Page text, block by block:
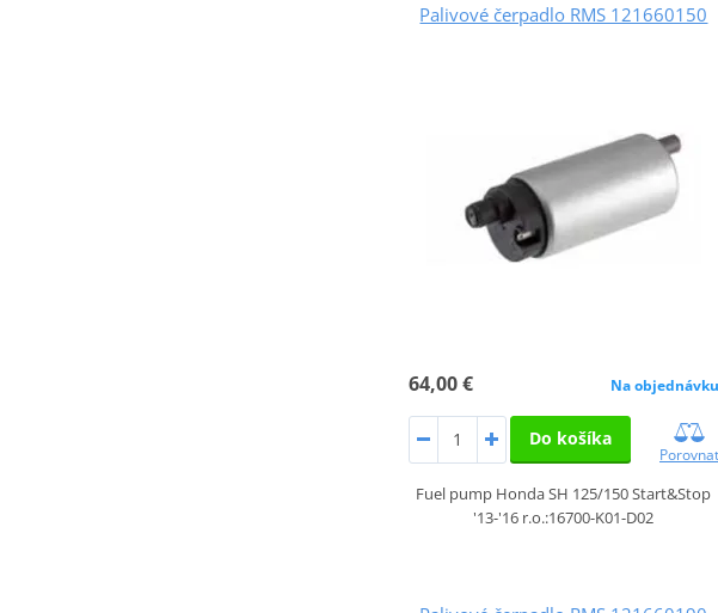
Palivové čerpadlo RMS 121660150
64,00 € Na objednávku
Do košíka
Porovnať
Fuel pump Honda SH 125/150 Start&Stop
'13-'16 r.o.:16700-K01-D02